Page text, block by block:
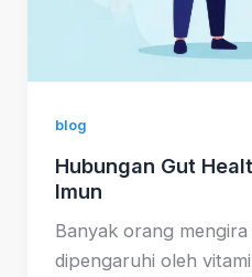
blog
Hubungan Gut
Imun
Banyak orang
dipengaruhi oleh